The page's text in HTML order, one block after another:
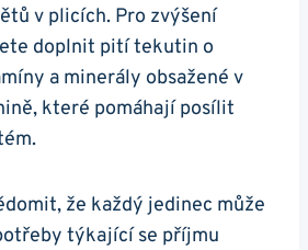
v plicích. Pro zvýšení
doplnit ⁢pití tekutin⁣ o
a minerály obsažené ⁤v
které pomáhají⁤ posílit
že každý jedinec‍ může
týkající⁣ se příjmu